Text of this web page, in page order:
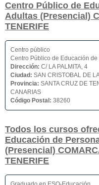
Centro Público de
Adultas (Presencial)
TENERIFE
Centro público
Centro Público de Educación
Dirección: C/ LA PALMITA, 4
Ciudad: SAN CRISTOBAL DE
Provincia: SANTA CRUZ DE
CANARIAS
Código Postal: 38260
Todos los cursos
Educación de
(Presencial)
TENERIFE